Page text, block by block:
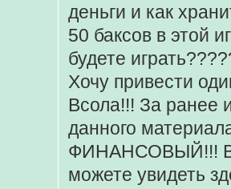
деньги и как
50 баксов в этой
будете
Хочу привести
Всола!!! За ранее
данного
ФИНАНСОВЫЙ!!!
можете увидеть